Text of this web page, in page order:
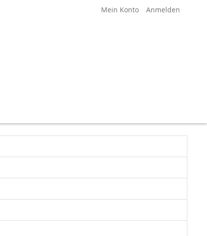
Mein Konto Anmelden